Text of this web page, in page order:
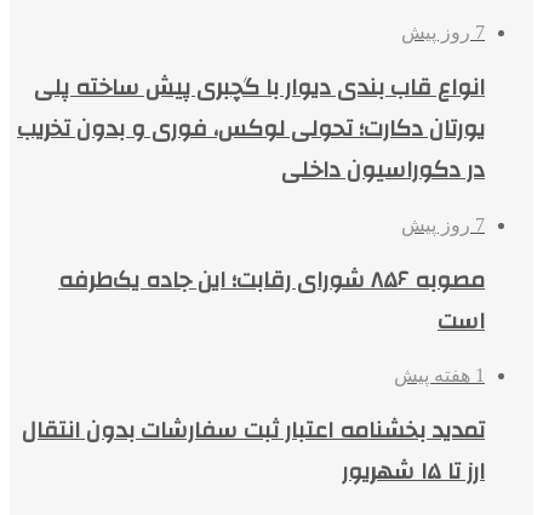
7 روز پیش
انواع قاب بندی دیوار با گچبری پیش ساخته پلی
یورتان دکارت؛ تحولی لوکس، فوری و بدون تخریب
در دکوراسیون داخلی
7 روز پیش
مصوبه ۸۵۶ شورای رقابت؛ این جاده یک‌طرفه
است
1 هفته پیش
تمدید بخشنامه اعتبار ثبت سفارشات بدون انتقال
ارز تا ۱۵ شهریور